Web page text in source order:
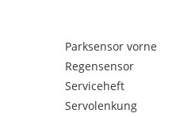
Parksensor vorne
Regensensor
Serviceheft
Servolenkung